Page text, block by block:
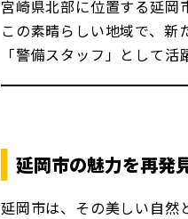
宮崎県北部に位置する延岡
この素晴らしい地域で、新
「警備スタッフ」として
延岡市の魅力を再発
延岡市は、その美しい自